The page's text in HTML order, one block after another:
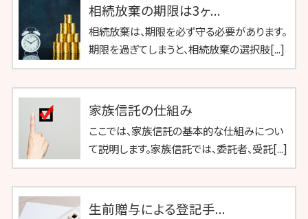
相続放棄の期限は3ヶ...
相続放棄は、期限を必ず守る必要があります。
期限を過ぎてしまうと、相続放棄の選択肢[...]
家族信託の仕組み
ここでは、家族信託の基本的な仕組みについ
て説明します。家族信託では、委託者、受託[...]
生前贈与による登記手...